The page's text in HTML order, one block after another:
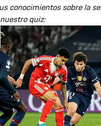
conocimientos sobre la
quiz: